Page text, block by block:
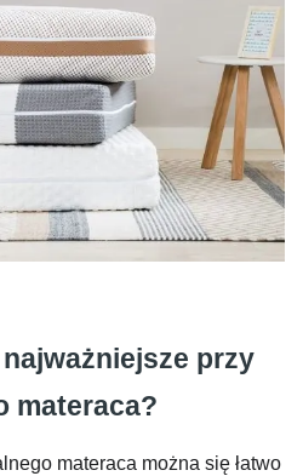
przy
materaca?
materaca można się łatwo